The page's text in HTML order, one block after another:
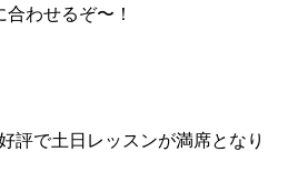
わせるぞ〜！
評で土日レッスンが満席となり